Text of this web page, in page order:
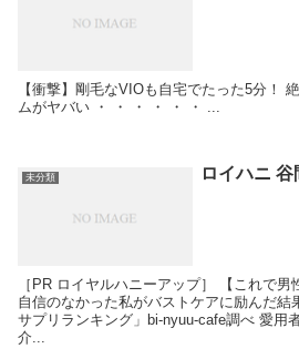
【衝撃】剛毛なVIOも自宅でたった5分！
ムがヤバい ・ ・ ・ ・ ・ ・ ...
未分類 ロイハニ
［PR ロイヤルハニーアップ］ 【これで
自信のなかった私がバストケアに励んだ
サプリランキング」bi-nyuu-cafe調べ 愛用
介...